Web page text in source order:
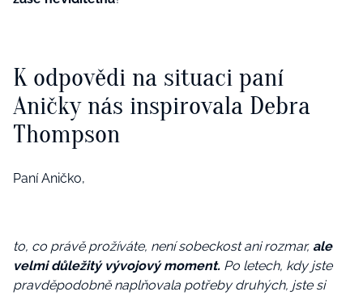
K odpovědi na situaci paní
Aničky nás inspirovala Debra
Thompson
Paní Aničko,
to, co právě prožíváte, není sobeckost ani rozmar, ale
velmi důležitý vývojový moment. Po letech, kdy jste
pravděpodobně naplňovala potřeby druhých, jste si